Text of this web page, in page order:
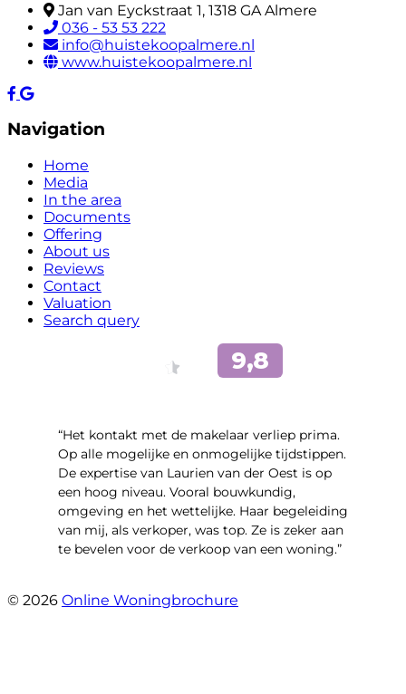
Jan van Eyckstraat 1, 1318 GA Almere
036 - 53 53 222
info@huistekoopalmere.nl
www.huistekoopalmere.nl
Navigation
Home
Media
In the area
Documents
Offering
About us
Reviews
Contact
Valuation
Search query
“Het kontakt met de makelaar verliep prima.
Op alle mogelijke en onmogelijke tijdstippen.
De expertise van Laurien van der Oest is op
een hoog niveau. Vooral bouwkundig,
omgeving en het wettelijke. Haar begeleiding
van mij, als verkoper, was top. Ze is zeker aan
te bevelen voor de verkoop van een woning.”
© 2026 Online Woningbrochure